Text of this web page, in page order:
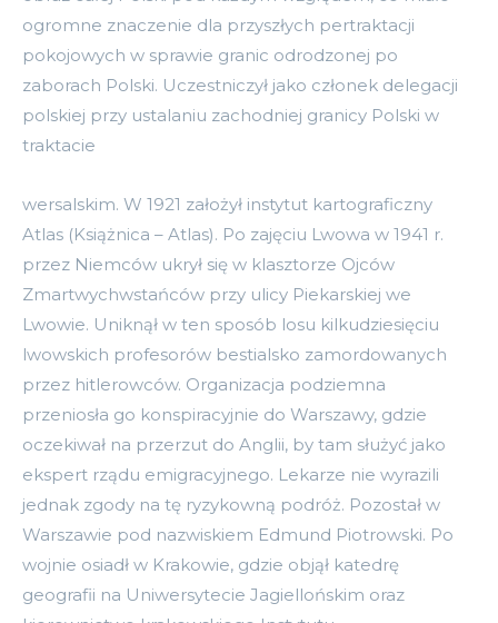
ogromne znaczenie dla przyszłych pertraktacji
pokojowych w sprawie granic odrodzonej po
zaborach Polski. Uczestniczył jako członek delegacji
polskiej przy ustalaniu zachodniej granicy Polski w
traktacie
wersalskim. W 1921 założył instytut kartograficzny
Atlas (Książnica – Atlas). Po zajęciu Lwowa w 1941 r.
przez Niemców ukrył się w klasztorze Ojców
Zmartwychwstańców przy ulicy Piekarskiej we
Lwowie. Uniknął w ten sposób losu kilkudziesięciu
lwowskich profesorów bestialsko zamordowanych
przez hitlerowców. Organizacja podziemna
przeniosła go konspiracyjnie do Warszawy, gdzie
oczekiwał na przerzut do Anglii, by tam służyć jako
ekspert rządu emigracyjnego. Lekarze nie wyrazili
jednak zgody na tę ryzykowną podróż. Pozostał w
Warszawie pod nazwiskiem Edmund Piotrowski. Po
wojnie osiadł w Krakowie, gdzie objął katedrę
geografii na Uniwersytecie Jagiellońskim oraz